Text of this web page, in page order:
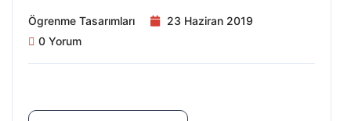
Ögrenme Tasarımları
23 Haziran 2019
0 Yorum